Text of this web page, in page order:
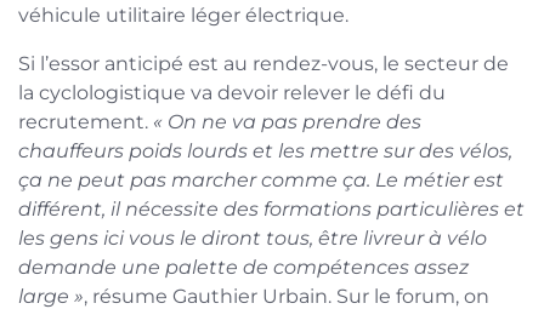
véhicule utilitaire léger électrique.
Si l’essor anticipé est au rendez-vous, le secteur de
la cyclologistique va devoir relever le défi du
recrutement. « On ne va pas prendre des
chauffeurs poids lourds et les mettre sur des vélos,
ça ne peut pas marcher comme ça. Le métier est
différent, il nécessite des formations particulières et
les gens ici vous le diront tous, être livreur à vélo
demande une palette de compétences assez
large », résume Gauthier Urbain. Sur le forum, on